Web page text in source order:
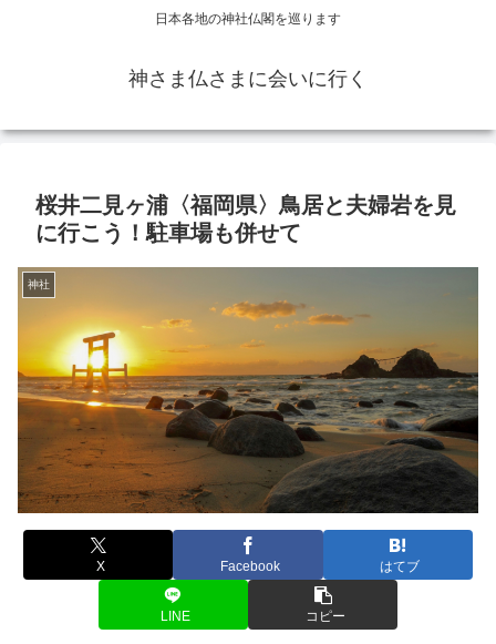
日本各地の神社仏閣を巡ります
神さま仏さまに会いに行く
桜井二見ヶ浦〈福岡県〉鳥居と夫婦岩を見
に行こう！駐車場も併せて
神社
X Facebook はてブ
LINE コピー